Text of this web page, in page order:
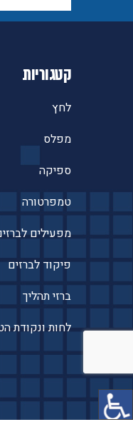
קטגוריות
לחץ
מפלס
ספיקה
טמפרטורה
מפעילים
פיקוד לברזים
ברזי תהליך
לחות ונקודת